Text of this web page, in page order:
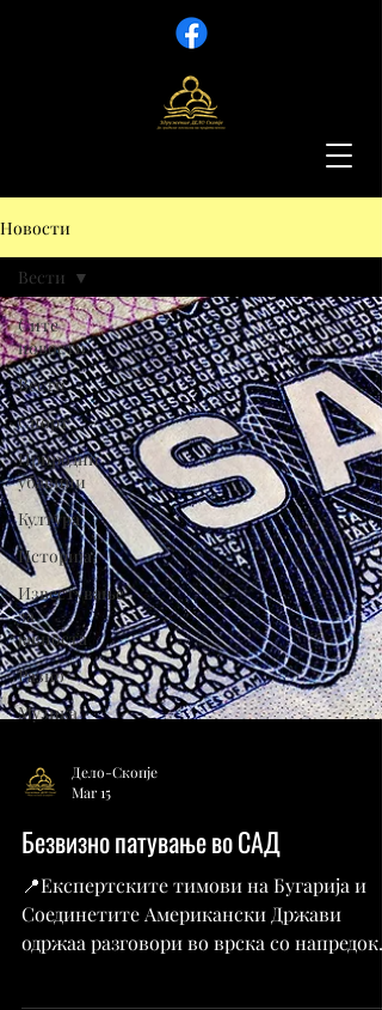
Новости
Сите
новости
Вести
Спорт
Природни
убавини
Култура
Историја
Известување
за
јавноста
Разно
Музика
Вести
Дело-Скопје
Безвизно патување во САД
📍Експертските тимови на Бугарија и
Соединетите Американски Држави